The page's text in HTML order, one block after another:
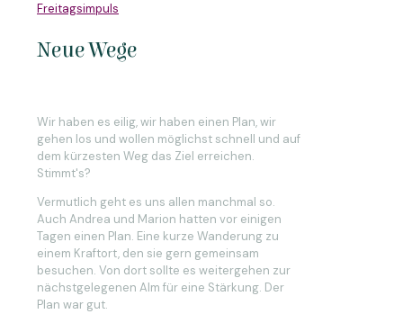
Freitagsimpuls
Neue Wege
Wir haben es eilig, wir haben einen Plan, wir
gehen los und wollen möglichst schnell und auf
dem kürzesten Weg das Ziel erreichen.
Stimmt's?
Vermutlich geht es uns allen manchmal so.
Auch Andrea und Marion hatten vor einigen
Tagen einen Plan. Eine kurze Wanderung zu
einem Kraftort, den sie gern gemeinsam
besuchen. Von dort sollte es weitergehen zur
nächstgelegenen Alm für eine Stärkung. Der
Plan war gut.